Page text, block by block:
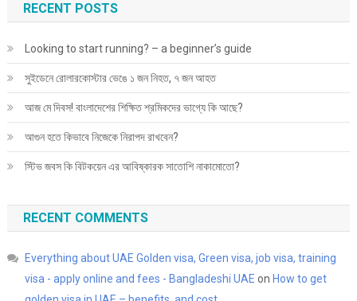
RECENT POSTS
Looking to start running? – a beginner’s guide
সুইডেনে রোলারকোস্টার ভেঙে ১ জন নিহত, ৭ জন আহত
আজ মে দিবস! বাংলাদেশের শিক্ষিত শ্রমিকদের ভাগ্যে কি আছে?
আগুন হতে কিভাবে নিজেকে নিরাপদ রাখবেন?
স্টিভ জবস কি বিটকয়েন এর আবিষ্কারক সাতোশি নাকামোতো?
RECENT COMMENTS
Everything about UAE Golden visa, Green visa, job visa, training
visa - apply online and fees - Bangladeshi UAE on How to get